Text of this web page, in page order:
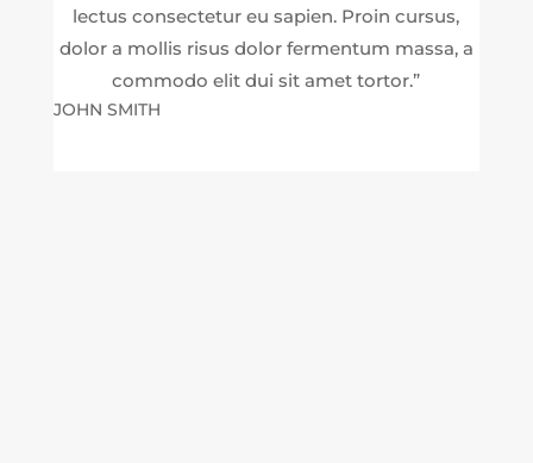
lectus consectetur eu sapien. Proin cursus,
dolor a mollis risus dolor fermentum massa, a
commodo elit dui sit amet tortor.”
JOHN SMITH